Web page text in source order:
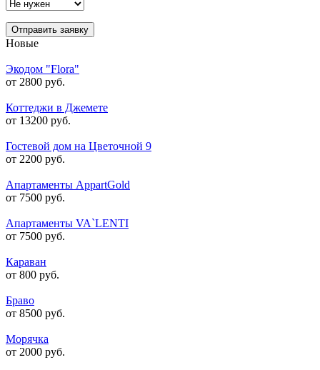
Отправить заявку
Новые
Экодом "Flora"
от 2800 руб.
Коттеджи в Джемете
от 13200 руб.
Гостевой дом на Цветочной 9
от 2200 руб.
Апартаменты AppartGold
от 7500 руб.
Апартаменты VA`LENTI
от 7500 руб.
Караван
от 800 руб.
Браво
от 8500 руб.
Морячка
от 2000 руб.